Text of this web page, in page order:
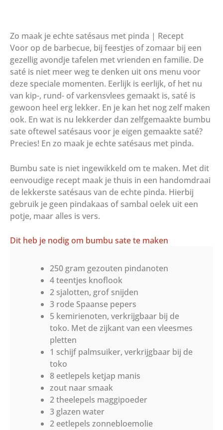
Zo maak je echte satésaus met pinda | Recept
Voor op de barbecue, bij feestjes of zomaar bij een
gezellig avondje tafelen met vrienden en familie. De
saté is niet meer weg te denken uit ons menu voor
deze speciale momenten. Eerlijk is eerlijk, of het nu
van kip-, rund- of varkensvlees gemaakt is, saté is
gewoon heel erg lekker. En je kan het nog zelf maken
ook. En wat is nu lekkerder dan zelfgemaakte bumbu
sate oftewel satésaus voor je eigen gemaakte saté?
Precies! En zo maak je echte satésaus met pinda.
Bumbu sate is niet ingewikkeld om te maken. Met dit
eenvoudige recept maak je thuis in een handomdraai
de lekkerste satésaus van de echte pinda. Hierbij
gebruik je geen pindakaas of sambal oelek uit een
potje, maar alles is vers.
Dit heb je nodig om bumbu sate te maken
250 gram gezouten pindanoten
4 teentjes knoflook
2 sjalotten, grof snijden
3 rode Spaanse pepers
5 kemirienoten, verkrijgbaar bij de
toko. Met de zijkant van een vleesmes
pletten
1 schijf palmsuiker, verkrijgbaar bij de
toko
8 eetlepels ketjap manis
zout naar smaak
2 theelepels maggipoeder
3 glazen water
2 eetlepels zonnebloemolie